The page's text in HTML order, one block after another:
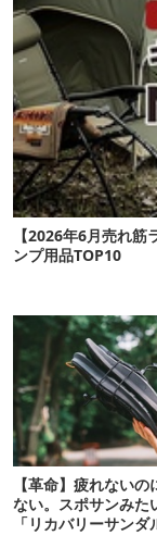
【2026年6月売れ
ンプ用品TOP10
【革命】疲れないの
ない。スポサンみた
「リカバリーサンダ